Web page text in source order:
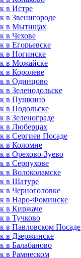
в Истре
в Звенигороде
в Мытищах
в Чехове
в Егорьевске
в Ногинске
в Можайске
в Королеве
в Одинцово
в Зеленодольске
в Пушкино
в Подольске
в Зеленограде
в Люберцах
в Сергиев Посаде
в Коломне
в Орехово-Зуево
в Серпухове
в Волоколамске
в Шатуре
в Черноголовке
в Наро-Фоминске
в Киржаче
в Тучково
в Павловском Посаде
в Дзержинске
в Балабаново
в Рамнеском